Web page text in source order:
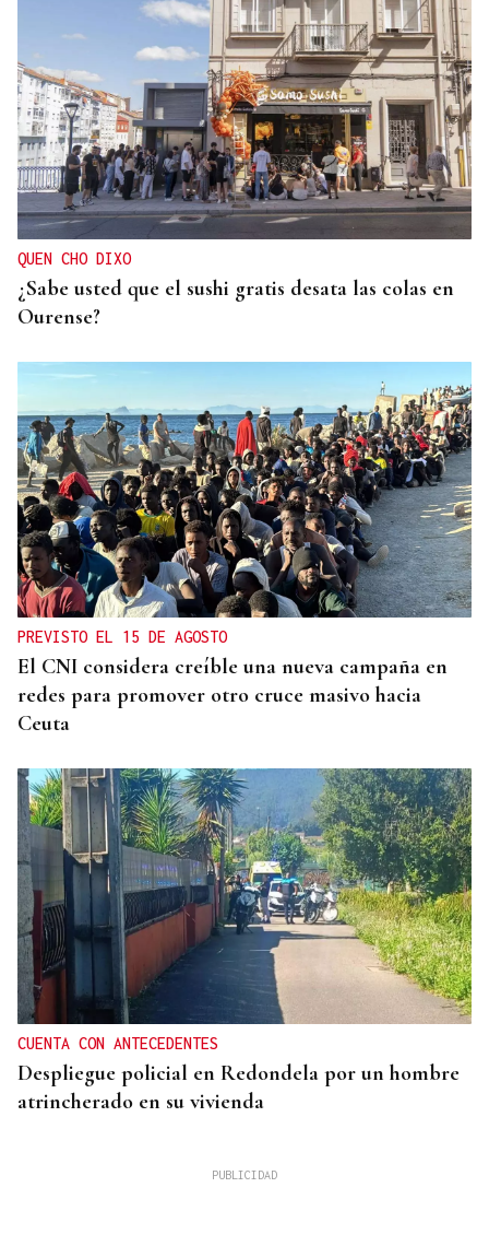
CONCIERTO EN PARÍS
La música de Vigo conquista París con una misa
solemne y dos memorables conciertos
QUEN CHO DIXO
¿Sabe usted que el sushi gratis desata las colas en
Ourense?
PREVISTO EL 15 DE AGOSTO
El CNI considera creíble una nueva campaña en
redes para promover otro cruce masivo hacia
Ceuta
CUENTA CON ANTECEDENTES
Despliegue policial en Redondela por un hombre
atrincherado en su vivienda